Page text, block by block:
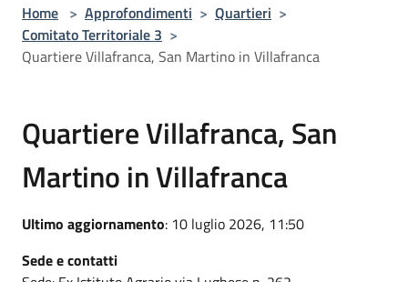
Home > Approfondimenti > Quartieri >
Comitato Territoriale 3 >
Quartiere Villafranca, San Martino in Villafranca
Quartiere Villafranca, San
Martino in Villafranca
Ultimo aggiornamento: 10 luglio 2026, 11:50
Sede e contatti